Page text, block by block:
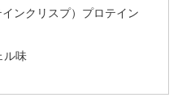
ンクリスプ）プロテイン
ル味